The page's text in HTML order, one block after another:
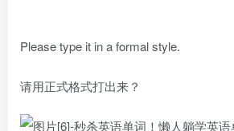
Please type it in a formal style.
请用正式格式打出来？